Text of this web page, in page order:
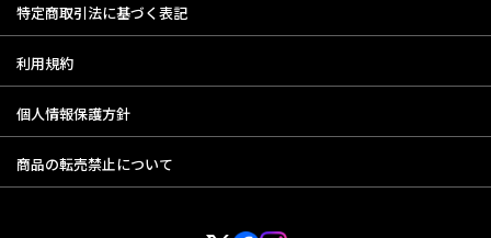
特定商取引法に基づく表記
利用規約
個人情報保護方針
商品の転売禁止について